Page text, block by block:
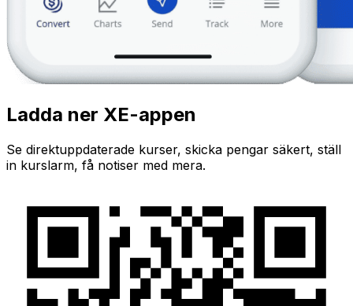
Ladda ner XE-appen
Se direktuppdaterade kurser, skicka pengar säkert, ställ
in kurslarm, få notiser med mera.